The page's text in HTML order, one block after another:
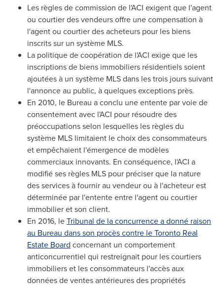
Les règles de commission de l'ACI exigent que l'agent
ou courtier des vendeurs offre une compensation à
l'agent ou courtier des acheteurs pour les biens
inscrits sur un système MLS.
La politique de coopération de l'ACI exige que les
inscriptions de biens immobiliers résidentiels soient
ajoutées à un système MLS dans les trois jours suivant
l'annonce au public, à quelques exceptions près.
En 2010, le Bureau a conclu une entente par voie de
consentement avec l'ACI pour résoudre des
préoccupations selon lesquelles les règles du
système MLS limitaient le choix des consommateurs
et empêchaient l'émergence de modèles
commerciaux innovants. En conséquence, l'ACI a
modifié ses règles MLS pour préciser que la nature
des services à fournir au vendeur ou à l'acheteur est
déterminée par l'entente entre l'agent ou courtier
immobilier et son client.
En 2016, leTribunal de la concurrence a donné raison
au Bureau dans son procès contre le Toronto Real
Estate Board concernant un comportement
anticoncurrentiel qui restreignait pour les courtiers
immobiliers et les consommateurs l'accès aux
données de ventes antérieures des propriétés